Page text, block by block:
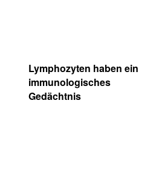
Lymphozyten haben ein
immunologisches
Gedächtnis